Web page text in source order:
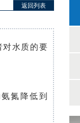
返回列表
对水质的要
氮降低到